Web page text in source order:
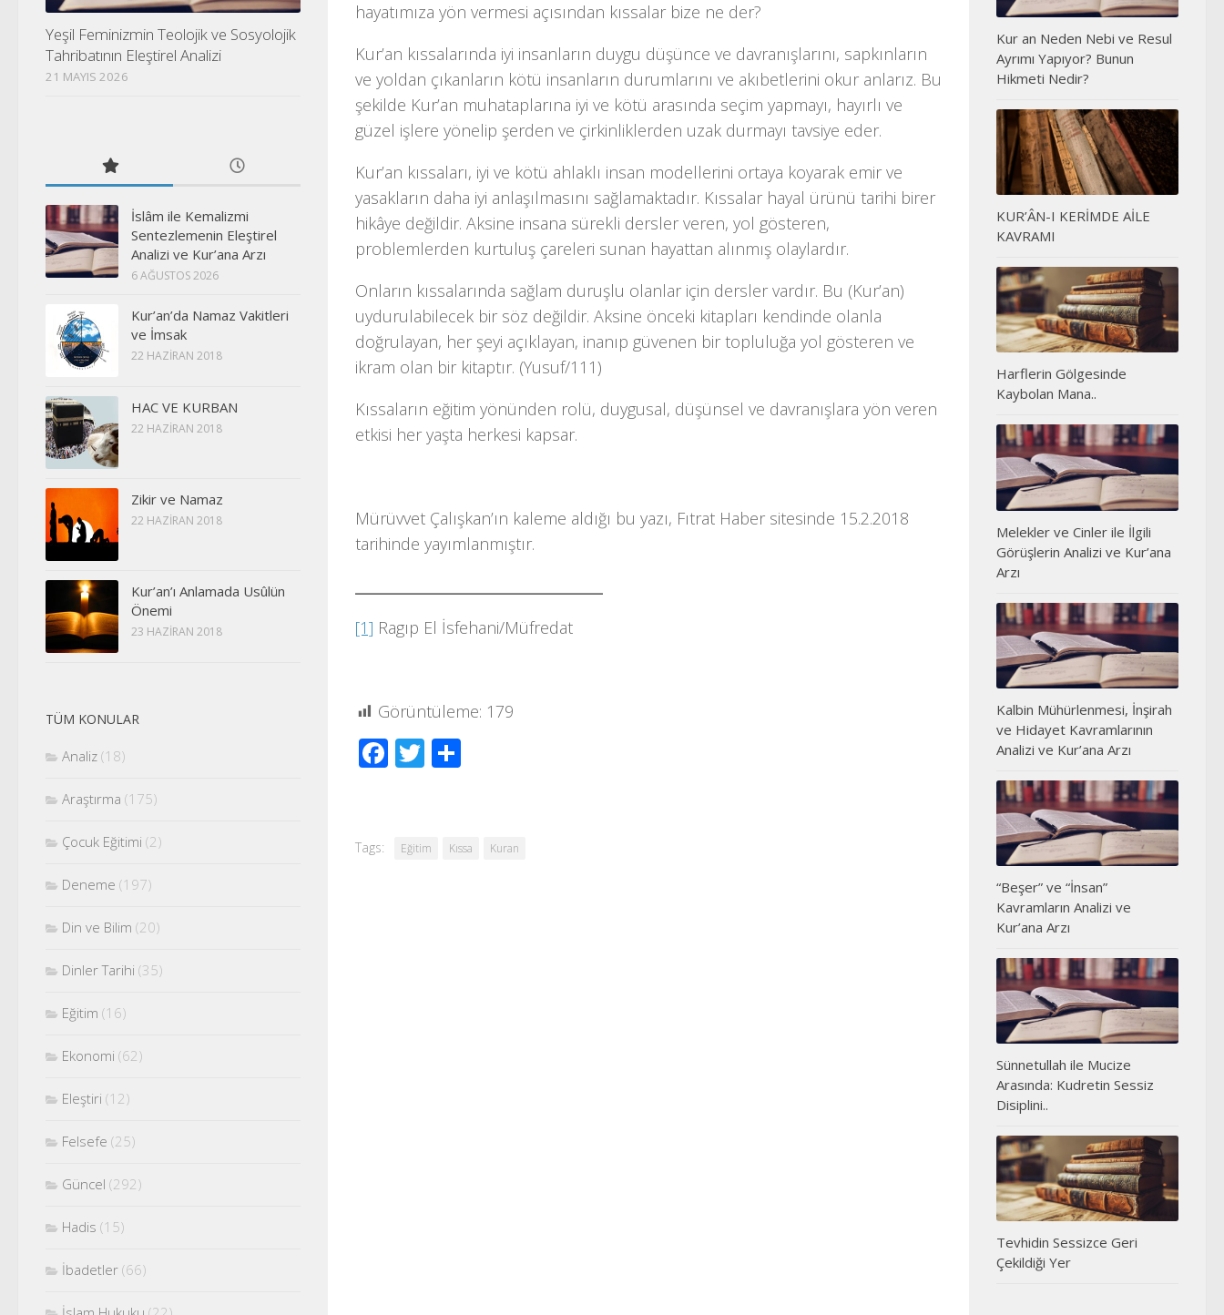
hayatımıza yön vermesi açısından kıssalar bize ne der?
Kur’an kıssalarında iyi insanların duygu düşünce ve davranışlarını, sapkınların
ve yoldan çıkanların kötü insanların durumlarını ve akıbetlerini okur anlarız. Bu
şekilde Kur’an muhataplarına iyi ve kötü arasında seçim yapmayı, hayırlı ve
güzel işlere yönelip şerden ve çirkinliklerden uzak durmayı tavsiye eder.
Kur’an kıssaları, iyi ve kötü ahlaklı insan modellerini ortaya koyarak emir ve
yasakların daha iyi anlaşılmasını sağlamaktadır. Kıssalar hayal ürünü tarihi birer
hikâye değildir. Aksine insana sürekli dersler veren, yol gösteren,
problemlerden kurtuluş çareleri sunan hayattan alınmış olaylardır.
Onların kıssalarında sağlam duruşlu olanlar için dersler vardır. Bu (Kur’an)
uydurulabilecek bir söz değildir. Aksine önceki kitapları kendinde olanla
doğrulayan, her şeyi açıklayan, inanıp güvenen bir topluluğa yol gösteren ve
ikram olan bir kitaptır. (Yusuf/111)
Kıssaların eğitim yönünden rolü, duygusal, düşünsel ve davranışlara yön veren
etkisi her yaşta herkesi kapsar.
Mürüvvet Çalışkan’ın kaleme aldığı bu yazı, Fıtrat Haber sitesinde 15.2.2018
tarihinde yayımlanmıştır.
[1] Ragıp El İsfehani/Müfredat
Görüntüleme: 179
Facebook
Twitter
Tags: Eğitim Kıssa Kuran
Yeşil Feminizmin Teolojik ve Sosyolojik
Tahribatının Eleştirel Analizi
21 MAYIS 2026
İslâm ile Kemalizmi
Sentezlemenin Eleştirel
Analizi ve Kur’ana Arzı
6 AĞUSTOS 2026
Kur’an’da Namaz Vakitleri
ve İmsak
22 HAZIRAN 2018
HAC VE KURBAN
22 HAZIRAN 2018
Zikir ve Namaz
22 HAZIRAN 2018
Kur’an’ı Anlamada Usûlün
Önemi
23 HAZIRAN 2018
TÜM KONULAR
Analiz (18)
Araştırma (175)
Çocuk Eğitimi (2)
Deneme (197)
Din ve Bilim (20)
Dinler Tarihi (35)
Eğitim (16)
Ekonomi (62)
Eleştiri (12)
Felsefe (25)
Güncel (292)
Hadis (15)
İbadetler (66)
Kur an Neden Nebi ve Resul
Ayrımı Yapıyor? Bunun
Hikmeti Nedir?
KUR’ÂN-I KERİMDE AİLE
KAVRAMI
Harflerin Gölgesinde
Kaybolan Mana..
Melekler ve Cinler ile İlgili
Görüşlerin Analizi ve Kur’ana
Arzı
Kalbin Mühürlenmesi, İnşirah
ve Hidayet Kavramlarının
Analizi ve Kur’ana Arzı
“Beşer” ve “İnsan”
Kavramların Analizi ve
Kur’ana Arzı
Sünnetullah ile Mucize
Arasında: Kudretin Sessiz
Disiplini..
Tevhidin Sessizce Geri
Çekildiği Yer